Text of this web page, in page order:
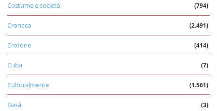
Costume e società (794)
Cronaca (2.491)
Crotone (414)
Cuba (7)
Culturalmente (1.561)
Dasà (3)